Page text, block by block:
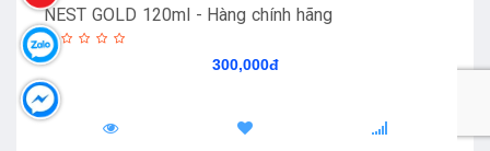
NEST GOLD 120ml - Hàng chính hãng
300,000đ